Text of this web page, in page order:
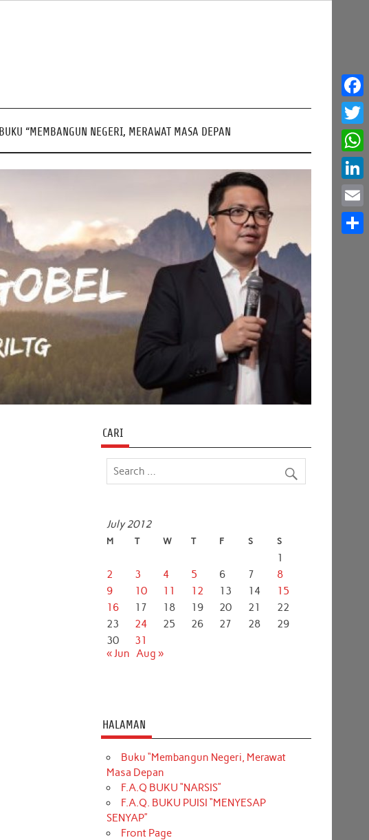
BUKU “MEMBANGUN NEGERI, MERAWAT MASA DEPAN
CARI
July 2012
M T W T F S S
1
2
3 4 5 6 7
8
9
10 11 12 13 14
15
16
17 18 19 20 21
22
23
24 25 26 27 28
29
30
31
« Jun Aug »
HALAMAN
Buku “Membangun Negeri, Merawat
Masa Depan
F.A.Q BUKU “NARSIS”
F.A.Q. BUKU PUISI “MENYESAP
SENYAP”
Front Page
Email